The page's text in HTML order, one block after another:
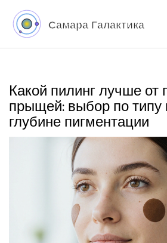
Какой пилинг лучше от
прыщей: выбор по типу
глубине пигментации